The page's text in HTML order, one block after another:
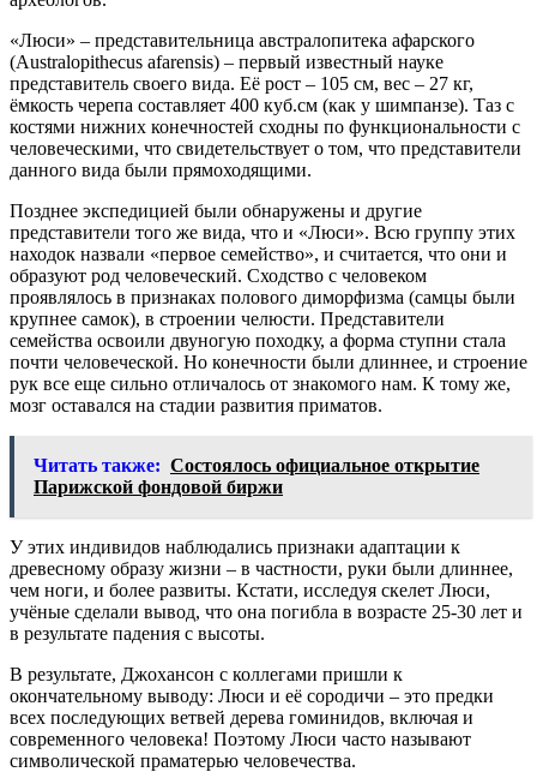
«Люси» – представительница австралопитека афарского
(Australopithecus afarensis) – первый известный науке
представитель своего вида. Её рост – 105 см, вес – 27 кг,
ёмкость черепа составляет 400 куб.см (как у шимпанзе). Таз с
костями нижних конечностей сходны по функциональности с
человеческими, что свидетельствует о том, что представители
данного вида были прямоходящими.
Позднее экспедицией были обнаружены и другие
представители того же вида, что и «Люси». Всю группу этих
находок назвали «первое семейство», и считается, что они и
образуют род человеческий. Сходство с человеком
проявлялось в признаках полового диморфизма (самцы были
крупнее самок), в строении челюсти. Представители
семейства освоили двуногую походку, а форма ступни стала
почти человеческой. Но конечности были длиннее, и строение
рук все еще сильно отличалось от знакомого нам. К тому же,
мозг оставался на стадии развития приматов.
Читать также: Состоялось официальное открытие
Парижской фондовой биржи
У этих индивидов наблюдались признаки адаптации к
древесному образу жизни – в частности, руки были длиннее,
чем ноги, и более развиты. Кстати, исследуя скелет Люси,
учёные сделали вывод, что она погибла в возрасте 25-30 лет и
в результате падения с высоты.
В результате, Джохансон с коллегами пришли к
окончательному выводу: Люси и её сородичи – это предки
всех последующих ветвей дерева гоминидов, включая и
современного человека! Поэтому Люси часто называют
символической праматерью человечества.